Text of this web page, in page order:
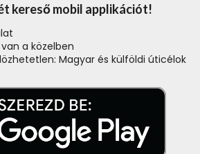
kereső mobil applikációt!
a közelben
Magyar és külföldi úticélok